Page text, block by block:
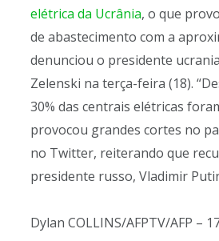
elétrica da Ucrânia, o que
de abastecimento com a
denunciou o presidente
Zelenski na terça-feira (18).
30% das centrais elétricas
provocou grandes cortes no
no Twitter, reiterando que
presidente russo, Vladimir
Dylan COLLINS/AFPTV/AFP –